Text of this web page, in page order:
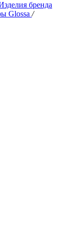
бренда
Glossa /